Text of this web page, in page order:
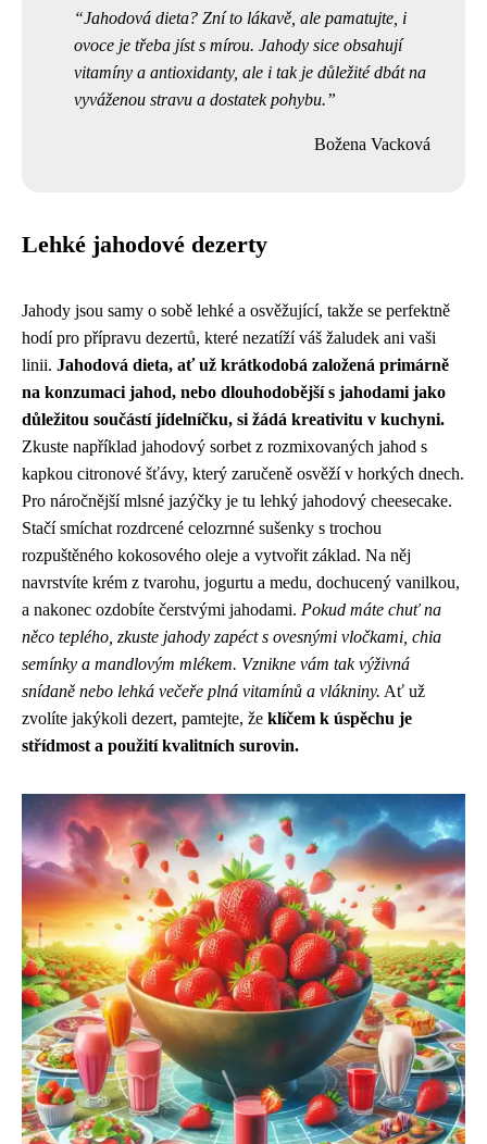
Jahodová dieta? Zní to lákavě, ale pamatujte, i
ovoce je třeba jíst s mírou. Jahody sice obsahují
vitamíny a antioxidanty, ale i tak je důležité dbát na
vyváženou stravu a dostatek pohybu.
Božena Vacková
Lehké jahodové dezerty
Jahody jsou samy o sobě lehké a osvěžující, takže se perfektně
hodí pro přípravu dezertů, které nezatíží váš žaludek ani vaši
linii. Jahodová dieta, ať už krátkodobá založená primárně
na konzumaci jahod, nebo dlouhodobější s jahodami jako
důležitou součástí jídelníčku, si žádá kreativitu v kuchyni.
Zkuste například jahodový sorbet z rozmixovaných jahod s
kapkou citronové šťávy, který zaručeně osvěží v horkých dnech.
Pro náročnější mlsné jazýčky je tu lehký jahodový cheesecake.
Stačí smíchat rozdrcené celozrnné sušenky s trochou
rozpuštěného kokosového oleje a vytvořit základ. Na něj
navrstvíte krém z tvarohu, jogurtu a medu, dochucený vanilkou,
a nakonec ozdobíte čerstvými jahodami. Pokud máte chuť na
něco teplého, zkuste jahody zapéct s ovesnými vločkami, chia
semínky a mandlovým mlékem. Vznikne vám tak výživná
snídaně nebo lehká večeře plná vitamínů a vlákniny. Ať už
zvolíte jakýkoli dezert, pamtejte, že klíčem k úspěchu je
střídmost a použití kvalitních surovin.